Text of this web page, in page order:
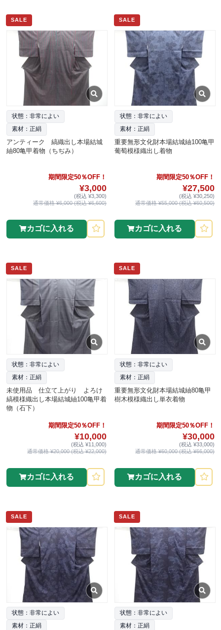
SALE
状態：非常によい
素材：正絹
アンティーク 縞織出し本場結城
紬80亀甲着物（ちぢみ）
期間限定50％OFF！
¥3,000
(税込 ¥3,300)
通常価格 ¥6,000 (税込 ¥6,600)
カゴに入れる
SALE
状態：非常によい
素材：正絹
重要無形文化財本場結城紬100亀甲
葡萄模様織出し着物
期間限定50％OFF！
¥27,500
(税込 ¥30,250)
通常価格 ¥55,000 (税込 ¥60,500)
カゴに入れる
SALE
状態：非常によい
素材：正絹
未使用品 仕立て上がり よろけ
縞模様織出し本場結城紬100亀甲着
物（石下）
期間限定50％OFF！
¥10,000
(税込 ¥11,000)
通常価格 ¥20,000 (税込 ¥22,000)
カゴに入れる
SALE
状態：非常によい
素材：正絹
重要無形文化財本場結城紬80亀甲
樹木模様織出し単衣着物
期間限定50％OFF！
¥30,000
(税込 ¥33,000)
通常価格 ¥60,000 (税込 ¥66,000)
カゴに入れる
SALE
状態：非常によい
素材：正絹
SALE
状態：非常によい
素材：正絹